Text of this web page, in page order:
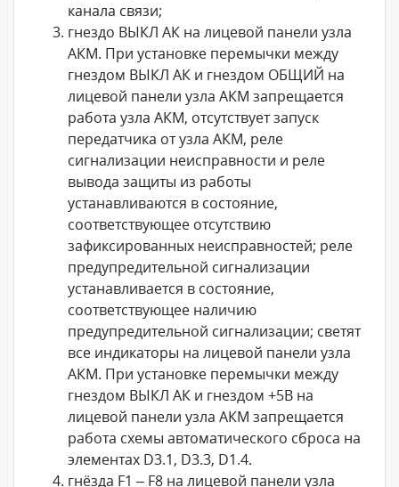
канала связи;
гнездо ВЫКЛ АК на лицевой панели узла
АКМ. При установке перемычки между
гнездом ВЫКЛ АК и гнездом ОБЩИЙ на
лицевой панели узла АКМ запрещается
работа узла АКМ, отсутствует запуск
передатчика от узла АКМ, реле
сигнализации неисправности и реле
вывода защиты из работы
устанавливаются в состояние,
соответствующее отсутствию
зафиксированных неисправностей; реле
предупредительной сигнализации
устанавливается в состояние,
соответствующее наличию
предупредительной сигнализации; светят
все индикаторы на лицевой панели узла
АКМ. При установке перемычки между
гнездом ВЫКЛ АК и гнездом +5В на
лицевой панели узла АКМ запрещается
работа схемы автоматического сброса на
элементах D3.1, D3.3, D1.4.
гнёзда F1 – F8 на лицевой панели узла